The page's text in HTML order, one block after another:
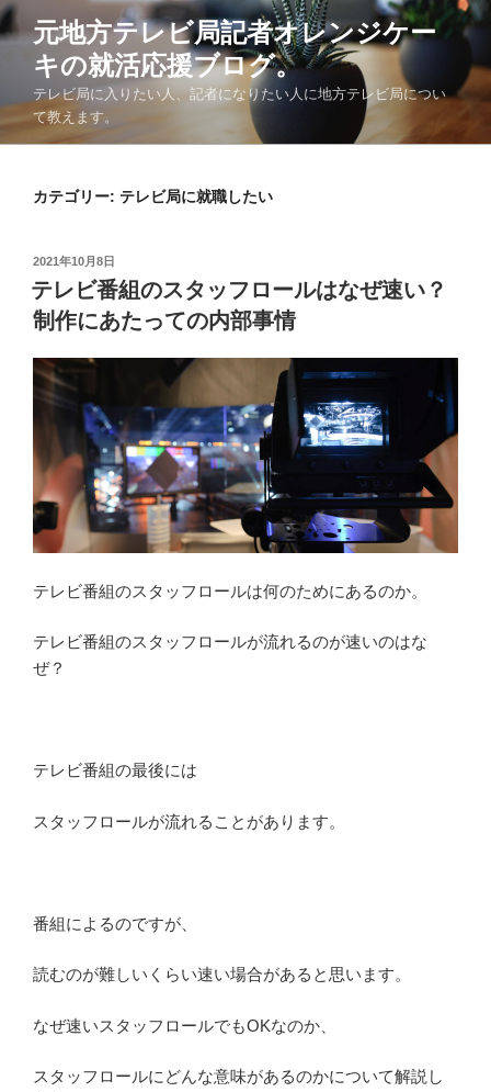
コ
ン
へ
元地方テレビ局記者オレンジケー
キの就活応援ブログ。
テレビ局に入りたい人、記者になりたい人に地方テレビ局につい
て教えます。
カテゴリー: テレビ局に就職したい
投
稿
日:
2021年10月8日
テレビ番組のスタッフロールはなぜ速い？
制作にあたっての内部事情
テレビ番組のスタッフロールは何のためにあるのか。
テレビ番組のスタッフロールが流れるのが速いのはな
ぜ？
テレビ番組の最後には
スタッフロールが流れることがあります。
番組によるのですが、
読むのが難しいくらい速い場合があると思います。
なぜ速いスタッフロールでもOKなのか、
スタッフロールにどんな意味があるのかについて解説し